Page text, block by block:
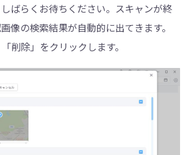
ばらくお待ちください。スキャンが終
像の検索結果が自動的に出てきます。
削除」をクリックします。